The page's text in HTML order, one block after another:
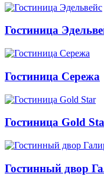
Гостиница
Гостиница Сережа
Гостиница Gold
Гостинный двор